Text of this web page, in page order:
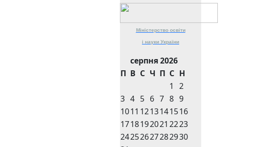
Міністерство освіти
і науки України
серпня 2026
П В С Ч П С Н
1
2
3 4 5 6 7 8 9
1011 1213141516
1718192021 2223
24252627282930